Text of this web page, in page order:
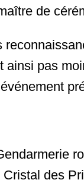
de
pas
des